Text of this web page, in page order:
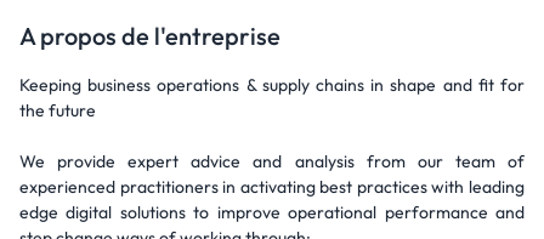
A propos de l'entreprise
Keeping business operations & supply chains in shape and fit for
the future
We provide expert advice and analysis from our team of
experienced practitioners in activating best practices with leading
edge digital solutions to improve operational performance and